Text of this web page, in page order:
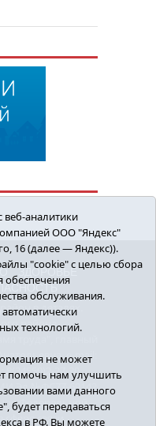
ЗДОРОВЬЕ
в деталях.
района
e-mail:
27-30
Эл №ФС77-69142
Федеральной
связи,
веб-аналитики
ООО "Яндекс"
16 (далее — Яндекс)).
"cookie" с целью сбора
обеспечения
обслуживания.
технологий.
не может
помочь нам улучшить
вами данного
будет передаваться
в РФ. Вы можете